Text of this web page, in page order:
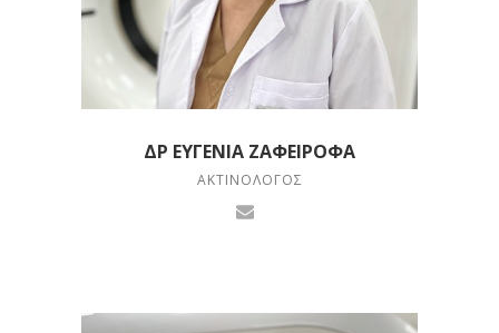
ΔΡ ΕΥΓΕΝΊΑ ΖΑΦΕΙΡΌΦΑ
ΑΚΤΙΝΟΛΌΓΟΣ